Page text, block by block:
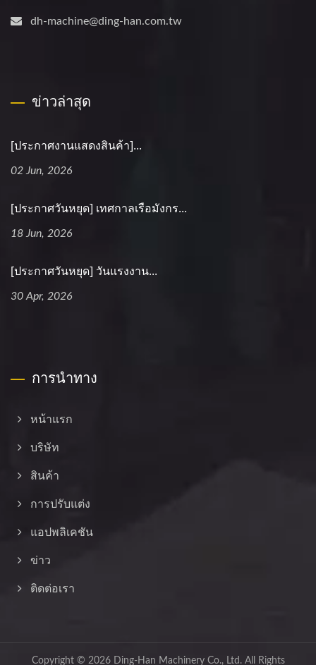
dh-machine@ding-han.com.tw
ข่าวล่าสุด
[ประกาศงานแสดงสินค้า]...
02 Jun, 2026
[ประกาศวันหยุด] เทศกาลเรือมังกร...
18 Jun, 2026
[ประกาศวันหยุด] วันแรงงาน...
30 Apr, 2026
การนำทาง
หน้าแรก
บริษัท
สินค้า
การปรับแต่ง
แอปพลิเคชัน
ข่าว
ติดต่อเรา
Copyright © 2026 Ding-Han Machinery Co., Ltd.All Rights